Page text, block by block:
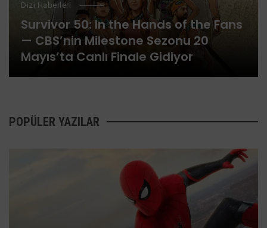
Dizi Haberleri
Survivor 50: In the Hands of the Fans
— CBS’nin Milestone Sezonu 20
Mayıs’ta Canlı Finale Gidiyor
POPÜLER YAZILAR